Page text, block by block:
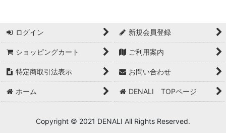
adidas FIVE TEN / アディダス ファイブテン
Atlas / アトラス
ARAI TENT(RIPEN) / アライテント(ライペン)
UNPARALLEL / アンパラレル
ログイン 新規会員登録
ショッピングカート ご利用案内
特定商取引法表示 お問い合わせ
ホーム DENALI TOPページ
Copyright © 2021 DENALI All Rights Reserved.